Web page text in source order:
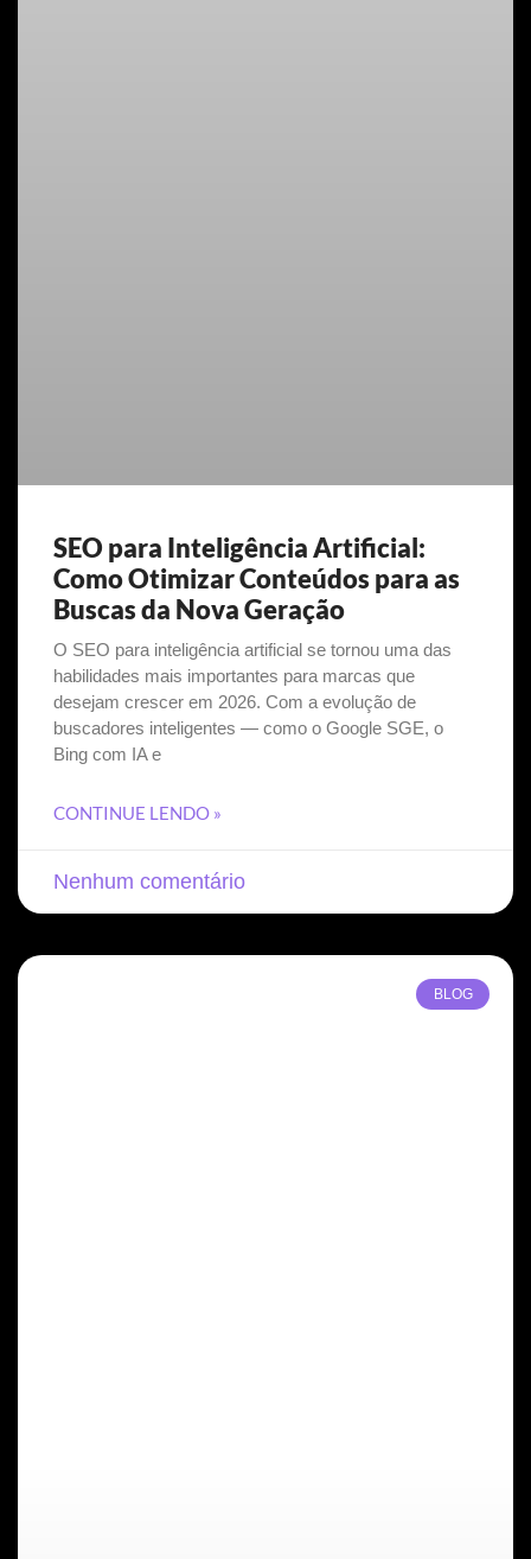
SEO para Inteligência Artificial:
Como Otimizar Conteúdos para as
Buscas da Nova Geração
O SEO para inteligência artificial se tornou uma das
habilidades mais importantes para marcas que
desejam crescer em 2026. Com a evolução de
buscadores inteligentes — como o Google SGE, o
Bing com IA e
CONTINUE LENDO »
Nenhum comentário
BLOG